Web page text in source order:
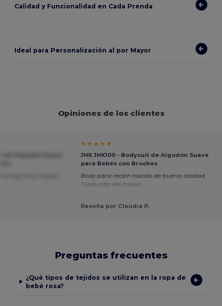
Calidad y Funcionalidad en Cada Prenda
Ideal para Personalización al por Mayor
Opiniones de los clientes
★ ★ ★ ★ ★
JHK JHK100 - Bodysuit de Algodón Suave
para Bebés con Broches
Body para recién nacido de buena calidad
Traducido del Italian
Reseña por Claudia P.
Preguntas frecuentes
¿Qué tipos de tejidos se utilizan en la ropa de
bebé rosa?